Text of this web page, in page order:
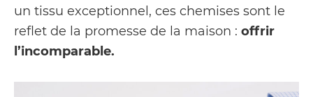
un tissu exceptionnel, ces chemises sont le
reflet de la promesse de la maison : offrir
l’incomparable.